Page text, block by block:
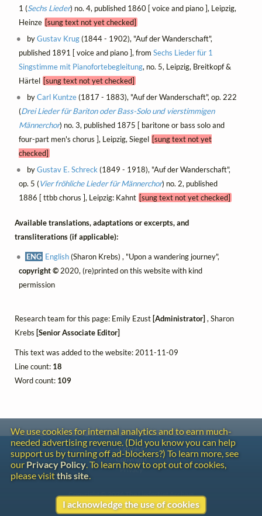
1 (Sechs Lieder) no. 4, published 1860 [ voice and piano ], Leipzig,
Heinze [sung text not yet checked]
byGustav Krug(1844 - 1902), "Auf der Wanderschaft",
published 1891 [ voice and piano ], from Sechs Lieder für 1
Singstimme mit Pianofortebegleitung, no. 5, Leipzig, Breitkopf &
Härtel [sung text not yet checked]
byCarl Kuntze(1817 - 1883), "Auf der Wanderschaft", op. 222
(Drei Lieder für Bariton oder Bass-Solo und vierstimmigen
Männerchor) no. 3, published 1875 [ baritone or bass solo and
four-part men's chorus ], Leipzig, Siegel [sung text not yet
checked]
byGustav E. Schreck (1849 - 1918), "Auf der Wanderschaft",
op. 5 (Vier fröhliche Lieder für Männerchor) no. 2, published
1886 [ ttbb chorus ], Leipzig: Kahnt [sung text not yet checked]
Available translations, adaptations or excerpts, and
transliterations (if applicable):
ENG English(Sharon Krebs) , "Upon a wandering journey",
copyright ©2020, (re)printed on this website with kind
permission
Research team for this page: Emily Ezust [Administrator] , Sharon
Krebs [Senior Associate Editor]
This text was added to the website: 2011-11-09
Line count: 18
Word count: 109
We use cookies for internal analytics and to earn much-
needed advertising revenue. (Did you know you can help
support us by turning off ad-blockers?) To learn more, see
our Privacy Policy. To learn how to opt out of cookies,
please visitthis site.
I acknowledge the use of cookies
Contact
Copyright
Privacy
Copyright © 2026 The LiederNet Archive